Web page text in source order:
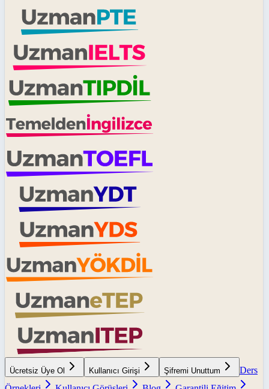
Ücretsiz Üye Ol Kullanıcı Girişi Şifremi Unuttum
Ders